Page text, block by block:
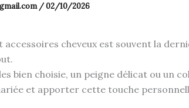
/02/10/2026
accessoires cheveux est souvent la
bien choisie, un peigne délicat ou un
et apporter cette touche